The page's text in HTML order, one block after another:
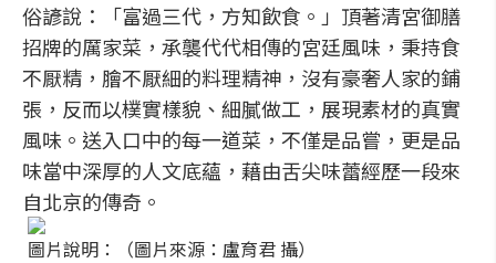
俗諺說：「富過三代，方知飲食。」頂著清宮御膳
招牌的厲家菜，承襲代代相傳的宮廷風味，秉持食
不厭精，膾不厭細的料理精神，沒有豪奢人家的鋪
張，反而以樸實樣貌、細膩做工，展現素材的真實
風味。送入口中的每一道菜，不僅是品嘗，更是品
味當中深厚的人文底蘊，藉由舌尖味蕾經歷一段來
自北京的傳奇。
圖片說明：（圖片來源：盧育君 攝）